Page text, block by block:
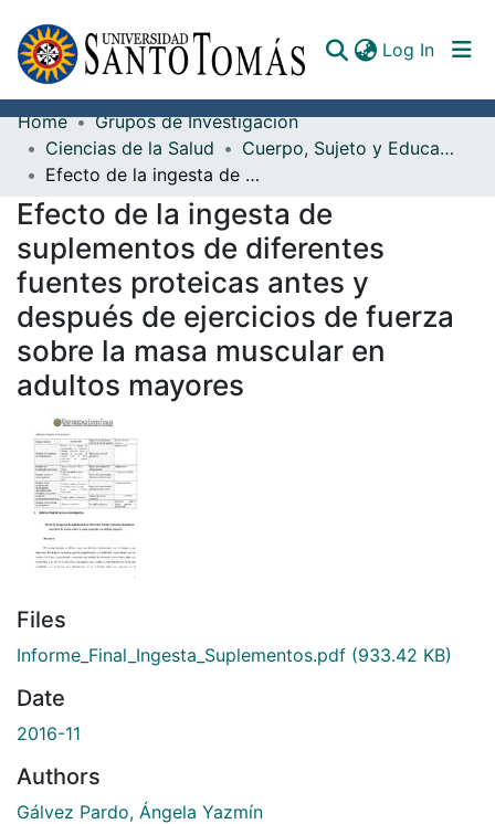
Log In
Communities & Collections
All of DSpace
Documents
Home
Grupos de Investigación
Ciencias de la Salud
Cuerpo, Sujeto y Educación
Efecto de la ingesta de suplementos de diferentes fuentes proteicas antes y después de ejercicios de fuerza sobre la masa muscular en adultos mayores
Efecto de la ingesta de
suplementos de diferentes
fuentes proteicas antes y
después de ejercicios de fuerza
sobre la masa muscular en
adultos mayores
Files
Informe_Final_Ingesta_Suplementos.pdf (933.42 KB)
Date
2016-11
Authors
Gálvez Pardo, Ángela Yazmín